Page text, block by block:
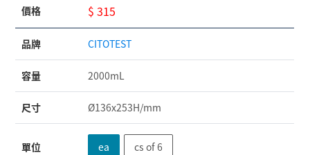
價格 $ 315
品牌 CITOTEST
容量 2000mL
尺寸 Ø136x253H/mm
單位 ea cs of 6